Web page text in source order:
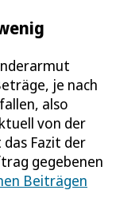
je nach
also
von der
Fazit der
gegebenen
Beiträgen